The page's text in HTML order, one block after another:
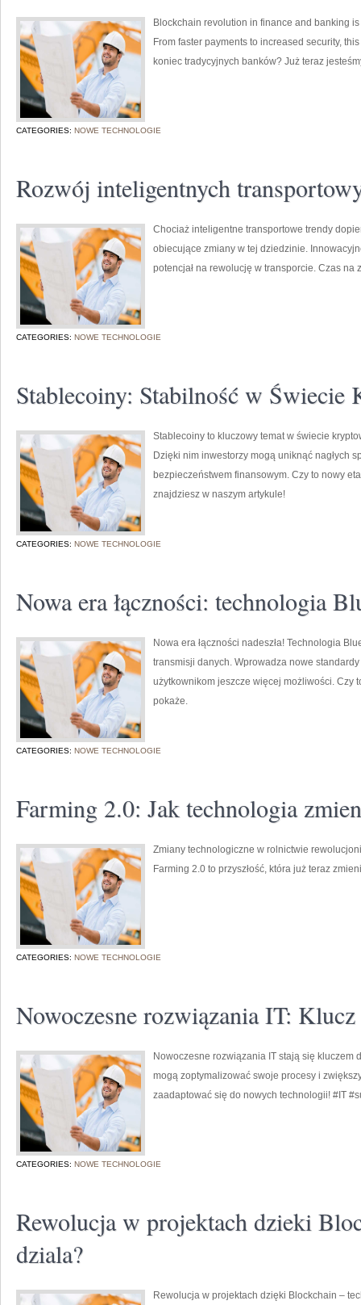
Blockchain revolution in finance and banking
From faster payments to increased security,
koniec tradycyjnych banków? Już teraz
CATEGORIES: NOWE TECHNOLOGIE
Rozwój inteligentnych
Chociaż inteligentne transportowe trendy
obiecujące zmiany w tej dziedzinie.
potencjał na rewolucję w transporcie. Czas na
CATEGORIES: NOWE TECHNOLOGIE
Stablecoiny: Stabilność w Świecie
Stablecoiny to kluczowy temat w świecie
Dzięki nim inwestorzy mogą uniknąć nagłych
bezpieczeństwem finansowym. Czy to nowy
znajdziesz w naszym artykule!
CATEGORIES: NOWE TECHNOLOGIE
Nowa era łączności: technologia
Nowa era łączności nadeszła! Technologia
transmisji danych. Wprowadza nowe
użytkownikom jeszcze więcej możliwości. Czy
pokaże.
CATEGORIES: NOWE TECHNOLOGIE
Farming 2.0: Jak technologia
Zmiany technologiczne w rolnictwie
Farming 2.0 to przyszłość, która już teraz
CATEGORIES: NOWE TECHNOLOGIE
Nowoczesne rozwiązania IT:
Nowoczesne rozwiązania IT stają się kluczem
mogą zoptymalizować swoje procesy i
zaadaptować się do nowych technologii! #IT
CATEGORIES: NOWE TECHNOLOGIE
Rewolucja w projektach dzieki
dziala?
Rewolucja w projektach dzięki Blockchain –